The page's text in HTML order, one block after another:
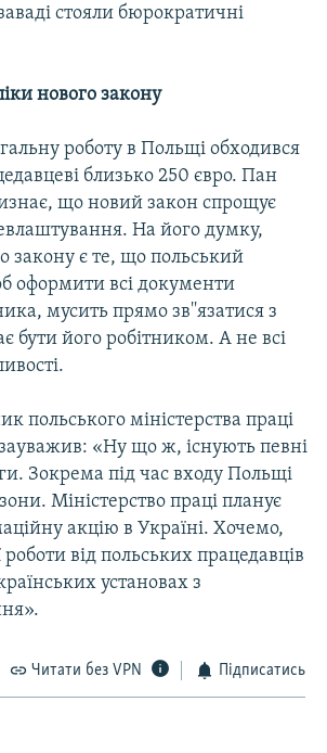
стояли бюрократичні
нового закону
роботу в Польщі обходився
близько 250 євро. Пан
що новий закон спрощує
На його думку,
закону є те, що польський
оформити всі документи
мусить прямо зв''язатися з
бути його робітником. А не всі
польського міністерства праці
«Ну що ж, існують певні
Зокрема під час входу Польщі
Міністерство праці планує
акцію в Україні. Хочемо,
від польських працедавців
установах з
Читати без VPN Підписатись